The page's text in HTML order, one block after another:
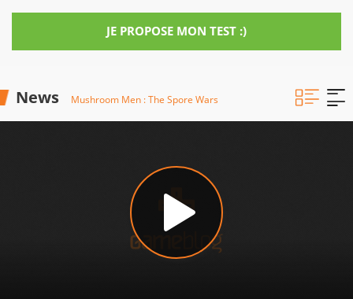
JE PROPOSE MON TEST :)
News Mushroom Men : The Spore Wars